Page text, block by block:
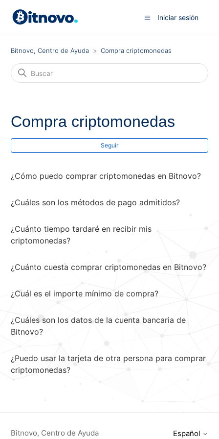
Iniciar sesión
Bitnovo, Centro de Ayuda Compra criptomonedas
Compra criptomonedas
Seguir
¿Cómo puedo comprar criptomonedas en Bitnovo?
¿Cuáles son los métodos de pago admitidos?
¿Cuánto tiempo tardaré en recibir mis
criptomonedas?
¿Cuánto cuesta comprar criptomonedas en Bitnovo?
¿Cuál es el importe mínimo de compra?
¿Cuáles son los datos de la cuenta bancaria de
Bitnovo?
¿Puedo usar la tarjeta de otra persona para comprar
criptomonedas?
Bitnovo, Centro de Ayuda Español